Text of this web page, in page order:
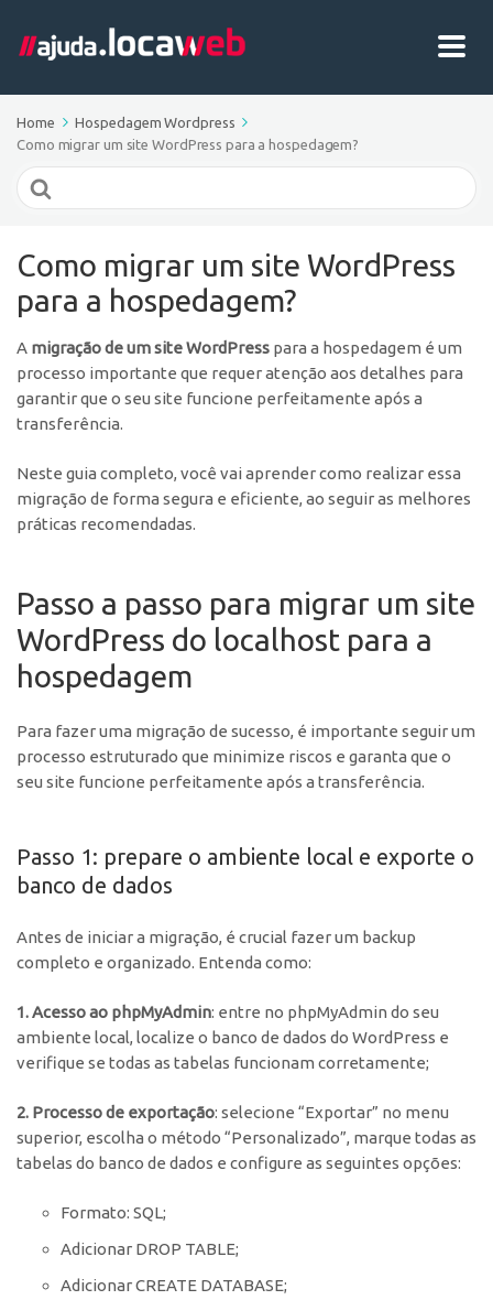
Home
Hospedagem Wordpress
Como migrar um site WordPress para a hospedagem?
Search
For
Como migrar um site WordPress
para a hospedagem?
A migração de um site WordPress para a hospedagem é um
processo importante que requer atenção aos detalhes para
garantir que o seu site funcione perfeitamente após a
transferência.
Neste guia completo, você vai aprender como realizar essa
migração de forma segura e eficiente, ao seguir as melhores
práticas recomendadas.
Passo a passo para migrar um site
WordPress do localhost para a
hospedagem
Para fazer uma migração de sucesso, é importante seguir um
processo estruturado que minimize riscos e garanta que o
seu site funcione perfeitamente após a transferência.
Passo 1: prepare o ambiente local e exporte o
banco de dados
Antes de iniciar a migração, é crucial fazer um backup
completo e organizado. Entenda como:
1. Acesso ao phpMyAdmin: entre no phpMyAdmin do seu
ambiente local, localize o banco de dados do WordPress e
verifique se todas as tabelas funcionam corretamente;
2. Processo de exportação: selecione “Exportar” no menu
superior, escolha o método “Personalizado”, marque todas as
tabelas do banco de dados e configure as seguintes opções:
Formato: SQL;
Adicionar DROP TABLE;
Adicionar CREATE DATABASE;